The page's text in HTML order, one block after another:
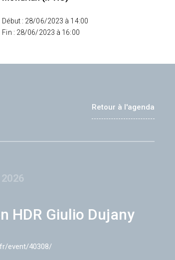
Début : 28/06/2023 à 14:00
Fin : 28/06/2023 à 16:00
Retour à l'agenda
HDR Giulio Dujany
event/40308/